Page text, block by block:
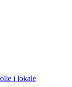
i lokale